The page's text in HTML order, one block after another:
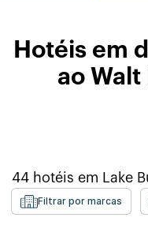
Hotéis em
ao Walt
44 hotéis em Lake
Filtrar por marcas